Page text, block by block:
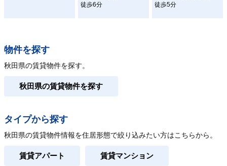
徒歩6分
徒歩5分
物件を探す
秋田県の賃貸物件を探す。
秋田県の賃貸物件を探す
タイプから探す
秋田県の賃貸物件情報を住居形態で絞り込みたい方はこちらから。
賃貸アパート 賃貸マンション